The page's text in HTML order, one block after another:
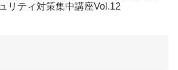
ュリティ対策集中講座Vol.12